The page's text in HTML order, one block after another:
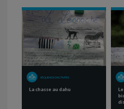
SÉQUENCE D'ACTIVITÉS
La chasse au dahu